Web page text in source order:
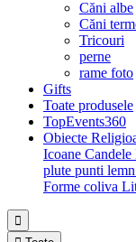
Căni albe
Căni
Tricouri
perne
rame foto
Gifts
Toate produsele
TopEvents360
Obiecte
Icoane Candele
plute punti lemn
Forme coliva
